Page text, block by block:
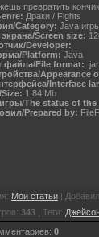
превратить
Драки / Fights
Category: Java
Screen size:
Developer:
Platform: Java
файла/File format: .jar
Appearance
Interface
1,84 Mb
The status of the
Prepared by:
: Мои статьи | Добавил
: 343 | Теги:
: 0